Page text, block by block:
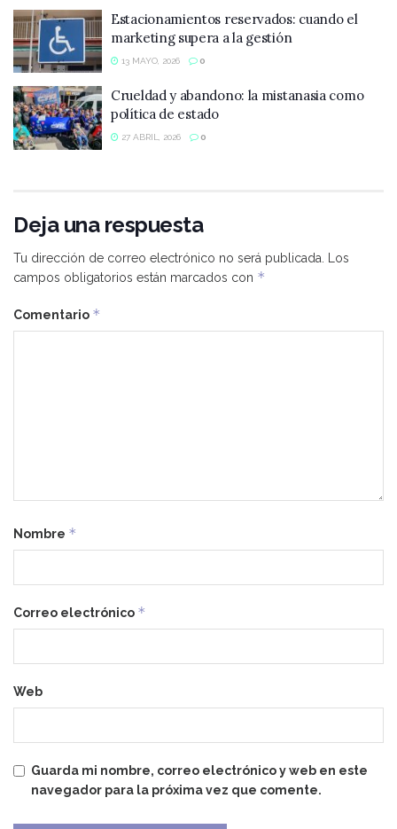
Estacionamientos reservados: cuando el
marketing supera a la gestión
13 MAYO, 2026 0
Crueldad y abandono: la mistanasia como
política de estado
27 ABRIL, 2026 0
Deja una respuesta
Tu dirección de correo electrónico no será publicada.
Los
campos obligatorios están marcados con *
Comentario *
Nombre *
Correo electrónico *
Web
Guarda mi nombre, correo electrónico y web en este
navegador para la próxima vez que comente.